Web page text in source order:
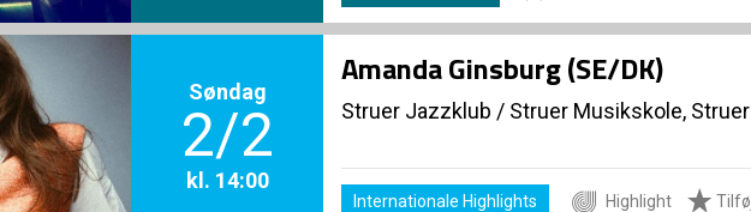
Søndag
2/2
kl. 14:00
Amanda Ginsburg (SE/DK)
Struer Jazzklub / Struer Musikskole, Struer
Internationale Highlights Highlight